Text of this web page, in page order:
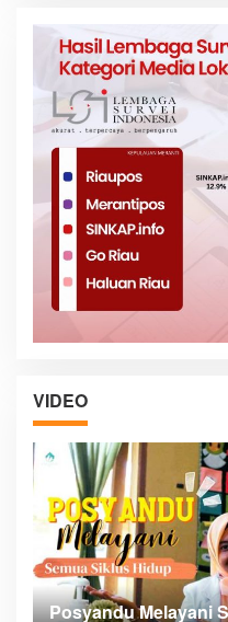
VIDEO
Posyandu Melayani